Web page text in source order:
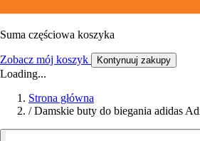
Suma częściowa koszyka
Zobacz mój koszyk Kontynuuj zakupy
Loading...
Strona główna
/ Damskie buty do biegania adidas